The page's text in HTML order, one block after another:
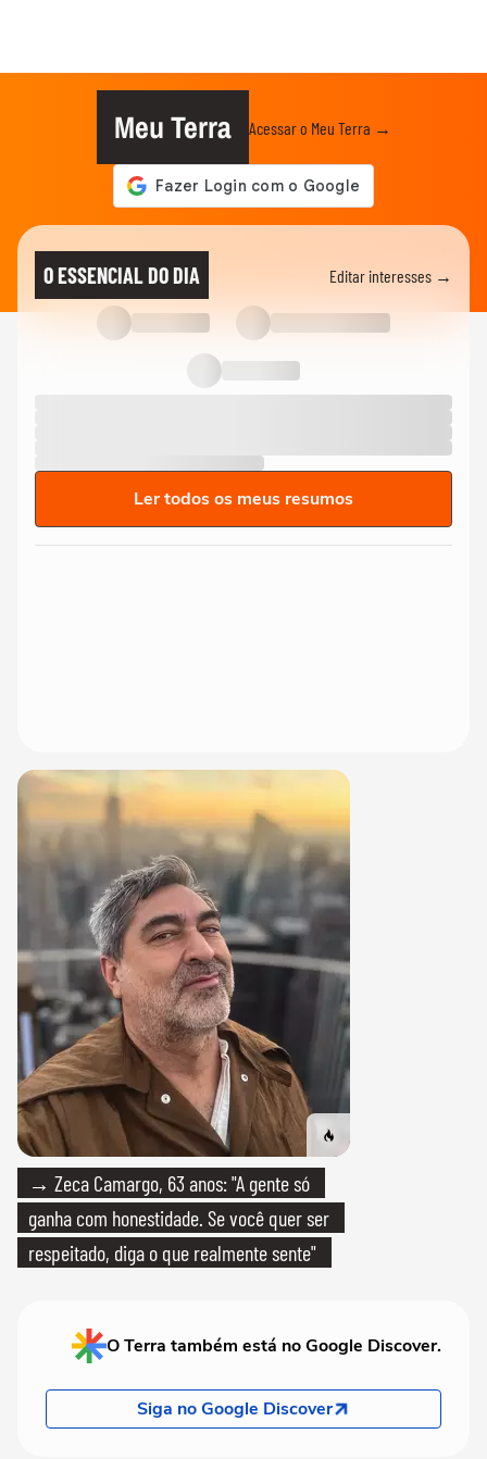
Meu Terra Acessar o Meu Terra →
O ESSENCIAL DO DIA Editar interesses →
Ler todos os meus resumos
→ Zeca Camargo, 63 anos: "A gente só
ganha com honestidade. Se você quer ser
respeitado, diga o que realmente sente"
O Terra também está no Google Discover.
Siga no Google Discover